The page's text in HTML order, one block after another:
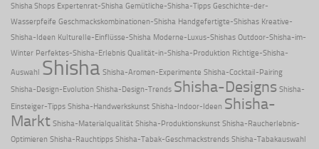
Shisha Shops Expertenrat-Shisha Gemütliche-Shisha-Tipps Geschichte-der-
Wasserpfeife Geschmackskombinationen-Shisha Handgefertigte-Shishas Kreative-
Shisha-Ideen Kulturelle-Einflüsse-Shisha Moderne-Luxus-Shishas Outdoor-Shisha-im-
Winter Perfektes-Shisha-Erlebnis Qualität-in-Shisha-Produktion Richtige-Shisha-
Auswahl Shisha Shisha-Aromen-Experimente Shisha-Cocktail-Pairing
Shisha-Design-Evolution Shisha-Design-Trends Shisha-Designs Shisha-
Einsteiger-Tipps Shisha-Handwerkskunst Shisha-Indoor-Ideen Shisha-
Markt Shisha-Materialqualität Shisha-Produktionskunst Shisha-Raucherlebnis-
Optimieren Shisha-Rauchtipps Shisha-Tabak-Geschmackstrends Shisha-Tabakauswahl